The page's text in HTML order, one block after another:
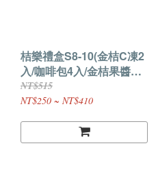
桔樂禮盒S8-10(金桔C凍2
入/咖啡包4入/金桔果醬
250g+自選搭配)
NT$515
NT$250 ~ NT$410